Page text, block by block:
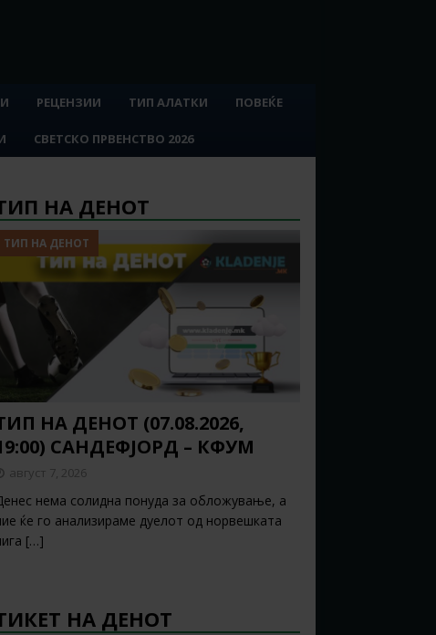
РЕЦЕНЗИИ ТИП АЛАТКИ ПОВЕЌЕ
СВЕТСКО ПРВЕНСТВО 2026
НА ДЕНОТ
ТИП НА ДЕНОТ
НА ДЕНОТ (07.08.2026,
САНДЕФЈОРД – КФУМ
август 7, 2026
нема солидна понуда за обложување, а
ќе го анализираме дуелот од норвешката
[…]
НА ДЕНОТ